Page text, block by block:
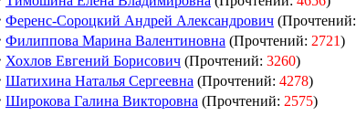
Ференс-Сороцкий Андрей Александрович (Прочтений:
Филиппова Марина Валентиновна (Прочтений: 2721)
Хохлов Евгений Борисович (Прочтений: 3260)
Шатихина Наталья Сергеевна (Прочтений: 4278)
Широкова Галина Викторовна (Прочтений: 2575)